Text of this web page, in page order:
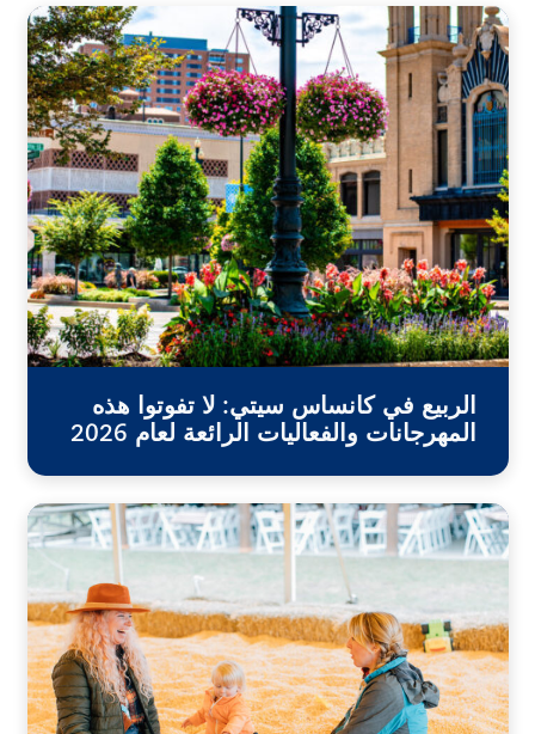
الربيع في كانساس سيتي: لا تفوتوا هذه
المهرجانات والفعاليات الرائعة لعام 2026